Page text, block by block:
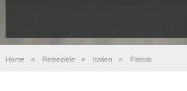
Home » Reiseziele » Italien » Pistoia